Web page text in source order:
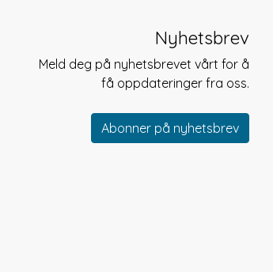
Nyhetsbrev
Meld deg på nyhetsbrevet vårt for å
få oppdateringer fra oss.
Abonner på nyhetsbrev